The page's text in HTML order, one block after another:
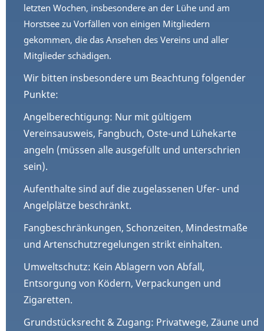
letzten Wochen, insbesondere an der Lühe und am
Horstsee zu Vorfällen von einigen Mitgliedern
gekommen, die das Ansehen des Vereins und aller
Mitglieder schädigen.
Wir bitten insbesondere um Beachtung folgender
Punkte:
Angelberechtigung: Nur mit gültigem
Vereinsausweis, Fangbuch, Oste-und Lühekarte
angeln (müssen alle ausgefüllt und unterschrien
sein).
Aufenthalte sind auf die zugelassenen Ufer- und
Angelplätze beschränkt.
Fangbeschränkungen, Schonzeiten, Mindestmaße
und Artenschutzregelungen strikt einhalten.
Umweltschutz: Kein Ablagern von Abfall,
Entsorgung von Ködern, Verpackungen und
Zigaretten.
Grundstücksrecht & Zugang: Privatwege, Zäune und